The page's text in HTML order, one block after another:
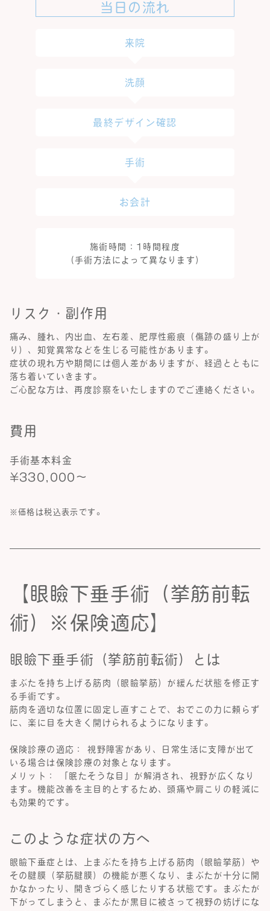
当日の流れ
来院
洗顔
最終デザイン確認
手術
お会計
施術時間：1時間程度
（手術方法によって異なります）
リスク・副作用
痛み、腫れ、内出血、左右差、肥厚性瘢痕（傷跡の盛り上が
り）、知覚異常などを生じる可能性があります。
症状の現れ方や期間には個人差がありますが、経過とともに
落ち着いていきます。
ご心配な方は、再度診察をいたしますのでご連絡ください。
費用
手術基本料金
¥330,000～
※価格は税込表示です。
【眼瞼下垂手術（挙筋前転
術）※保険適応】
眼瞼下垂手術（挙筋前転術）とは
まぶたを持ち上げる筋肉（眼瞼挙筋）が緩んだ状態を修正す
る手術です。
筋肉を適切な位置に固定し直すことで、おでこの力に頼らず
に、楽に目を大きく開けられるようになります。
保険診療の適応： 視野障害があり、日常生活に支障が出て
いる場合は保険診療の対象となります。
メリット： 「眠たそうな目」が解消され、視野が広くなり
ます。機能改善を主目的とするため、頭痛や肩こりの軽減に
も効果的です。
このような症状の方へ
眼瞼下垂症とは、上まぶたを持ち上げる筋肉（眼瞼挙筋）や
その腱膜（挙筋腱膜）の機能が悪くなり、まぶたが十分に開
かなかったり、開きづらく感じたりする状態です。まぶたが
下がってしまうと、まぶたが黒目に被さって視野の妨げにな